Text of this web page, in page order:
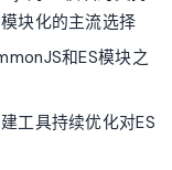
块化的主流选择
和ES模块之
工具持续优化对ES